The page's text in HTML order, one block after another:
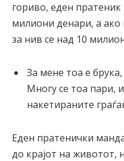
гориво, еден
милиони денари, а ако
за нив се над 10
За мене тоа е брука,
Многу се тоа пари,
накетираните
Еден пратенички
до крајот на животот,